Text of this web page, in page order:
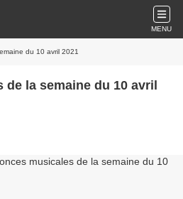
MENU
du 10 avril 2021
la semaine du 10 avril